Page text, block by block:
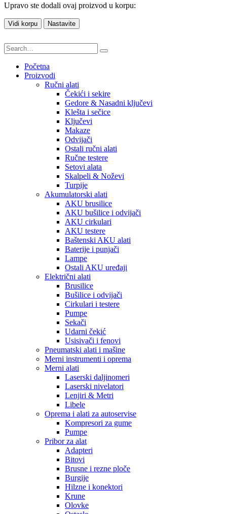
Upravo ste dodali ovaj proizvod u korpu:
Vidi korpu Nastavite
Početna
Proizvodi
Ručni alati
Čekići i sekire
Gedore & Nasadni ključevi
Klešta i sečice
Ključevi
Makaze
Odvijači
Ostali ručni alati
Ručne testere
Setovi alata
Skalpeli & Noževi
Turpije
Akumulatorski alati
AKU brusilice
AKU bušilice i odvijači
AKU cirkulari
AKU testere
Baštenski AKU alati
Baterije i punjači
Lampe
Ostali AKU uređaji
Električni alati
Brusilice
Bušilice i odvijači
Cirkulari i testere
Pumpe
Sekači
Udarni čekić
Usisivači i fenovi
Pneumatski alati i mašine
Merni instrumenti i oprema
Merni alati
Laserski daljinomeri
Laserski nivelatori
Lenjiri & Metri
Libele
Oprema i alati za autoservise
Kompresori za gume
Pumpe
Pribor za alat
Adapteri
Bitovi
Brusne i rezne ploče
Burgije
Hilzne i konektori
Krune
Olovke